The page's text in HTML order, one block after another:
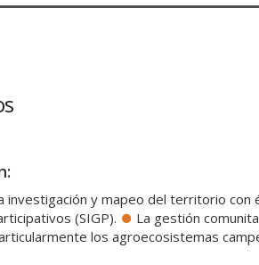
y mapeo del territorio con
(SIGP).
La gestión
los agroecosistemas